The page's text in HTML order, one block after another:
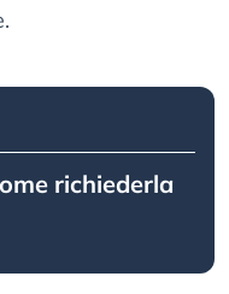
richiederla